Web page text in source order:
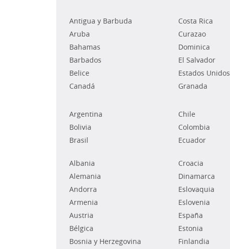
Antigua y Barbuda
Aruba
Bahamas
Barbados
Belice
Canadá
Costa Rica
Curazao
Dominica
El Salvador
Estados Unidos
Granada
Argentina
Bolivia
Brasil
Chile
Colombia
Ecuador
Albania
Alemania
Andorra
Armenia
Austria
Bélgica
Bosnia y Herzegovina
Croacia
Dinamarca
Eslovaquia
Eslovenia
España
Estonia
Finlandia